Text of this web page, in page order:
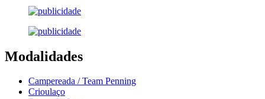
Modalidades
Campereada / Team Penning
Crioulaço